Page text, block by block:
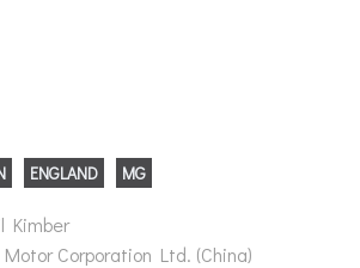
ENGLAND MG
Kimber
Corporation Ltd. (China)